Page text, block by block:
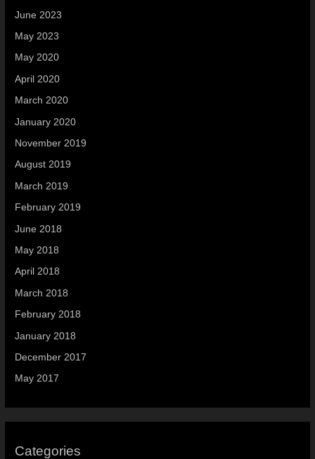
June 2023
May 2023
May 2020
April 2020
March 2020
January 2020
November 2019
August 2019
March 2019
February 2019
June 2018
May 2018
April 2018
March 2018
February 2018
January 2018
December 2017
May 2017
Categories